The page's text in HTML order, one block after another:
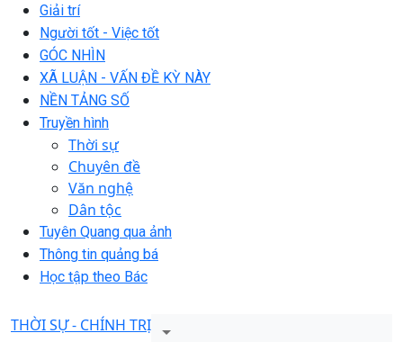
Giải trí
Người tốt - Việc tốt
GÓC NHÌN
XÃ LUẬN - VẤN ĐỀ KỲ NÀY
NỀN TẢNG SỐ
Truyền hình
Thời sự
Chuyên đề
Văn nghệ
Dân tộc
Tuyên Quang qua ảnh
Thông tin quảng bá
Học tập theo Bác
THỜI SỰ - CHÍNH TRỊ